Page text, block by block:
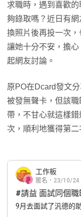
求職時，遇到喜歡
夠錄取嗎？近日有
換照片後再投一次
讓她十分不安，擔心
起網友討論。
原PO在Dcard發文
被發無聲卡，但該
帶，不甘心就這樣
次，順利地獲得第二